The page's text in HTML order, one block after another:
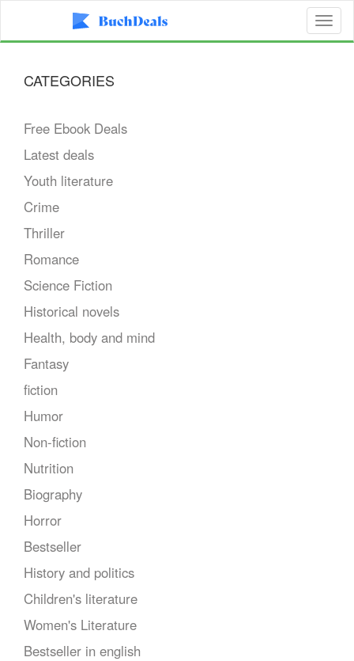
CATEGORIES
Free Ebook Deals
Latest deals
Youth literature
Crime
Thriller
Romance
Science Fiction
Historical novels
Health, body and mind
Fantasy
fiction
Humor
Non-fiction
Nutrition
Biography
Horror
Bestseller
History and politics
Children's literature
Women's Literature
Bestseller in english